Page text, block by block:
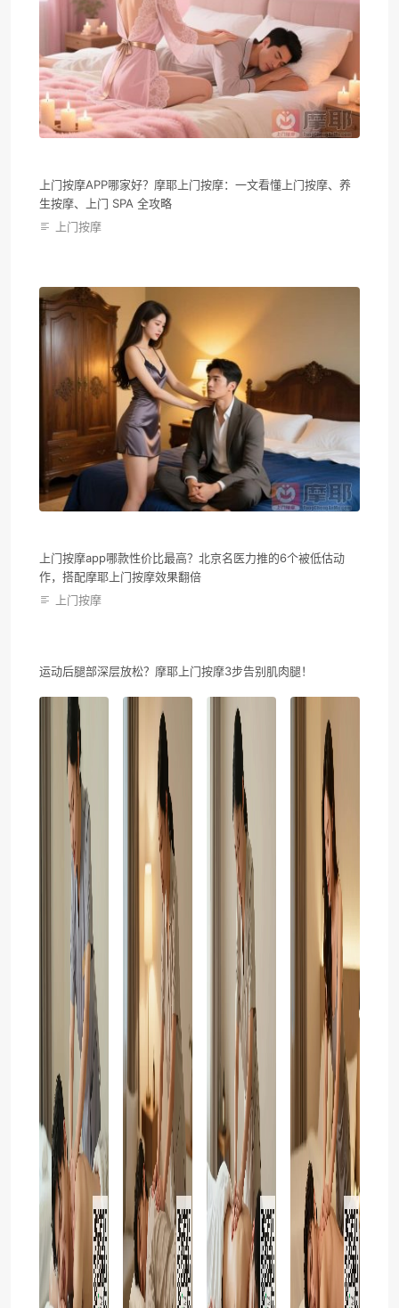
上门按摩APP哪家好？摩耶上门按摩：一文看懂上门按摩、养
生按摩、上门 SPA 全攻略
上门按摩
上门按摩app哪款性价比最高？北京名医力推的6个被低估动
作，搭配摩耶上门按摩效果翻倍
上门按摩
运动后腿部深层放松？摩耶上门按摩3步告别肌肉腿！